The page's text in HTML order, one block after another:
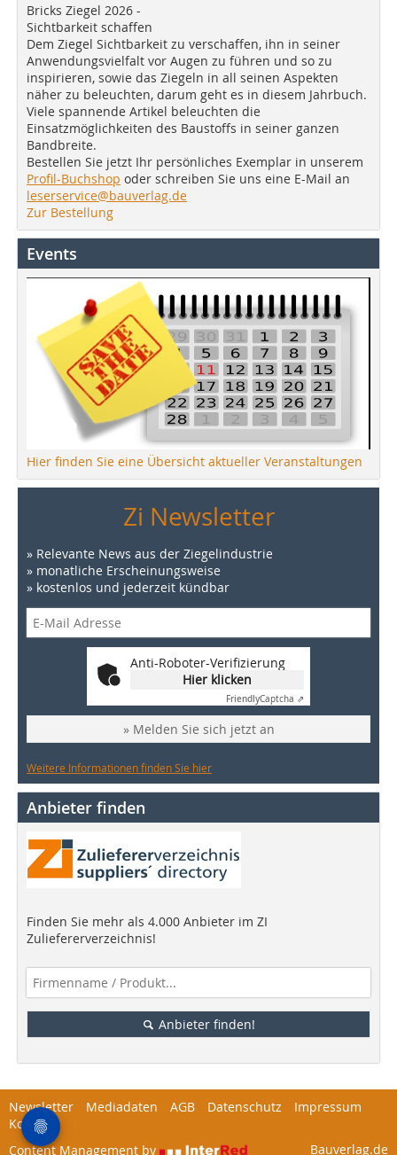
Bricks Ziegel 2026 -
Sichtbarkeit schaffen
Dem Ziegel Sichtbarkeit zu verschaffen, ihn in seiner
Anwendungsvielfalt vor Augen zu führen und so zu
inspirieren, sowie das Ziegeln in all seinen Aspekten
näher zu beleuchten, darum geht es in diesem Jahrbuch.
Viele spannende Artikel beleuchten die
Einsatzmöglichkeiten des Baustoffs in seiner ganzen
Bandbreite.
Bestellen Sie jetzt Ihr persönliches Exemplar in unserem
Profil-Buchshop oder schreiben Sie uns eine E-Mail an
leserservice@bauverlag.de
Zur Bestellung
Events
Hier finden Sie eine Übersicht aktueller Veranstaltungen
Zi Newsletter
» Relevante News aus der Ziegelindustrie
» monatliche Erscheinungsweise
» kostenlos und jederzeit kündbar
Anti-Roboter-Verifizierung
Hier klicken
FriendlyCaptcha ⇗
» Melden Sie sich jetzt an
Weitere Informationen finden Sie hier
Anbieter finden
Finden Sie mehr als 4.000 Anbieter im ZI
Zuliefererverzeichnis!
Anbieter finden!
Newsletter Mediadaten AGB Datenschutz
Impressum
Kontakt
Content Management by
Bauverlag.de